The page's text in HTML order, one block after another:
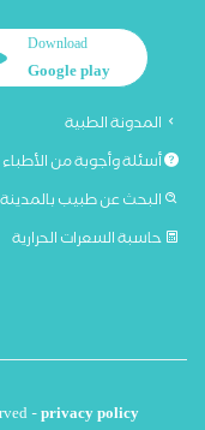
Download
Google play
المدونة الطبية
أسئلة وأجوبة من الأطباء
البحث عن طبيب
حاسبة السعرات الحرارية
-privacy policy